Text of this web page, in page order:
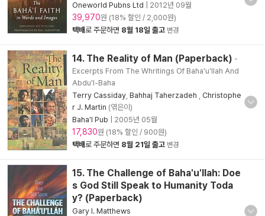
Oneworld Pubns Ltd
2012년 09월
39,970원 (18% 할인 / 2,000원)
택배로 주문하면 8월 18일 출고 변경
14. The Reality of Man (Paperback) -
Excerpts From The Whritings Of Baha'u'llah And
Abdu'l-Baha
Terry Cassiday Bahhaj Taherzadeh
Christophe
r J. Martin (엮은이)
Baha'I Pub
2005년 05월
17,830원 (18% 할인 / 900원)
택배로 주문하면 8월 21일 출고 변경
15. The Challenge of Baha'u'llah: Doe
s God Still Speak to Humanity Toda
y? (Paperback)
Gary l. Matthews